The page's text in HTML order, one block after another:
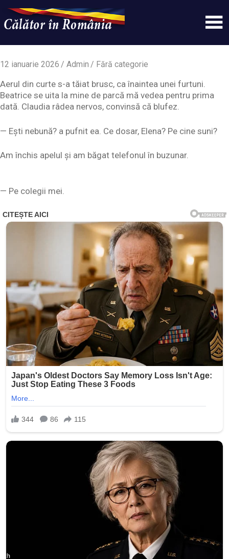
content
Calatorinromania
simplu
WordPress
12 ianuarie 2026 Admin Fără categorie
Aerul din curte s-a tăiat brusc, ca înaintea unei furtuni.
Beatrice se uita la mine de parcă mă vedea pentru prima
dată. Claudia râdea nervos, convinsă că blufez.
— Ești nebună? a pufnit ea. Ce dosar, Elena? Pe cine suni?
Am închis apelul și am băgat telefonul în buzunar.
— Pe colegii mei.